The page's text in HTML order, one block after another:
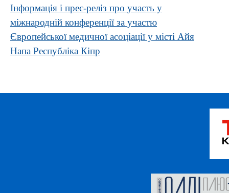
Інформація і прес-реліз про участь у
міжнародній конференції за участю
Європейської медичної асоціації у місті Айя
Напа Республіка Кіпр